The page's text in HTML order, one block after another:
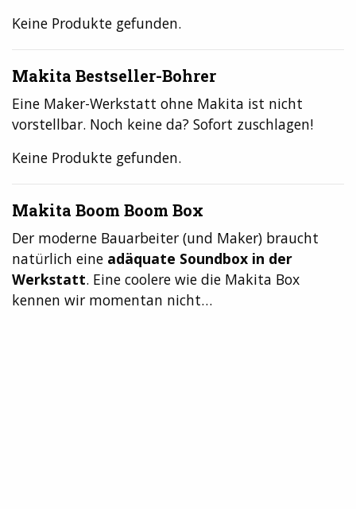
Keine Produkte gefunden.
Makita Bestseller-Bohrer
Eine Maker-Werkstatt ohne Makita ist nicht
vorstellbar. Noch keine da? Sofort zuschlagen!
Keine Produkte gefunden.
Makita Boom Boom Box
Der moderne Bauarbeiter (und Maker) braucht
natürlich eine adäquate Soundbox in der
Werkstatt. Eine coolere wie die Makita Box
kennen wir momentan nicht…